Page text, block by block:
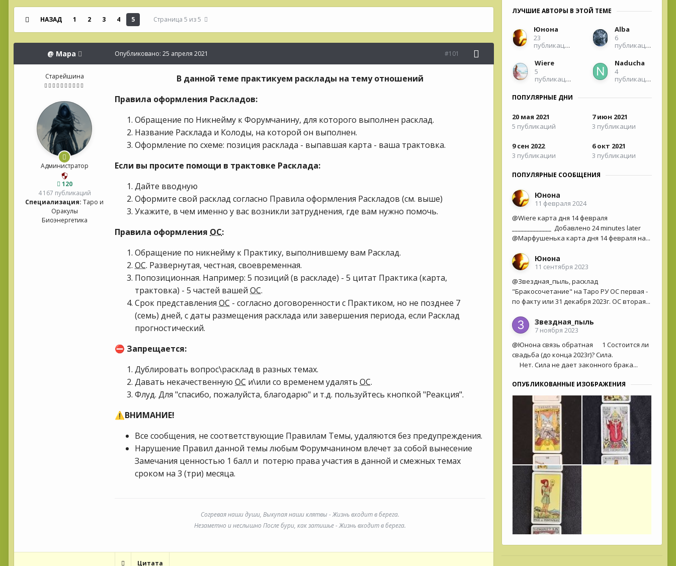
НАЗАД 1 2 3 4 5 Страница 5 из 5
@ Мара
Старейшина
Администратор
120
4 167 публикаций
Специализация: Таро и
Оракулы
Биоэнергетика
#101
Опубликовано: 25 апреля 2021
В данной теме практикуем расклады на тему отношений
Правила оформления Раскладов:
Обращение по Никнейму к Форумчанину, для которого выполнен расклад.
Название Расклада и Колоды, на которой он выполнен.
Оформление по схеме: позиция расклада - выпавшая карта - ваша трактовка.
Если вы просите помощи в трактовке Расклада:
Дайте вводную
Оформите свой расклад согласно Правила оформления Раскладов (см. выше)
Укажите, в чем именно у вас возникли затруднения, где вам нужно помочь.
Правила оформления ОС:
Обращение по никнейму к Практику, выполнившему вам Расклад.
ОС. Развернутая, честная, своевременная.
Попозиционная. Например: 5 позиций (в раскладе) - 5 цитат Практика (карта,
трактовка) - 5 частей вашей ОС.
Срок представления ОС - согласно договоренности с Практиком, но не позднее 7
(семь) дней, с даты размещения расклада или завершения периода, если Расклад
прогностический.
⛔ Запрещается:
Дублировать вопрос\расклад в разных темах.
Давать некачественную ОС и\или со временем удалять ОС.
Флуд. Для "спасибо, пожалуйста, благодарю" и т.д. пользуйтесь кнопкой "Реакция".
⚠️ВНИМАНИЕ!
Все сообщения, не соответствующие Правилам Темы, удаляются без предупреждения.
Нарушение Правил данной темы любым Форумчанином влечет за собой вынесение
Замечания ценностью 1 балл и потерю права участия в данной и смежных темах
сроком на 3 (три) месяца.
Цитата
Согревая наши души, Выкупая наши клятвы - Жизнь входит в берега.
Незаметно и неслышно После бури, как затишье - Жизнь входит в берега.
ЛУЧШИЕ АВТОРЫ В ЭТОЙ ТЕМЕ
Юнона
23
публикации
Alba
6
публикаций
Wiere
5
публикаций
Naducha
4
публикации
ПОПУЛЯРНЫЕ ДНИ
20 мая 2021
5 публикаций
7 июн 2021
3 публикации
9 сен 2022
3 публикации
6 окт 2021
3 публикации
ПОПУЛЯРНЫЕ СООБЩЕНИЯ
Юнона
11 февраля 2024
@Wiere карта дня 14 февраля
_____________ Добавлено 24 minutes later
@Марфушенька карта дня 14 февраля на...
Юнона
11 сентября 2023
@Звездная_пыль, расклад
"Бракосочетание" на Таро РУ ОС первая -
по факту или 31 декабря 2023г. ОС вторая...
Звездная_пыль
7 ноября 2023
@Юнона связь обратная 1 Состоится ли
свадьба (до конца 2023г)? Сила.
Нет. Сила не дает законного брака...
ОПУБЛИКОВАННЫЕ ИЗОБРАЖЕНИЯ